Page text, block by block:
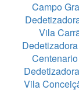
Campo
Vila
Centenario
Vila